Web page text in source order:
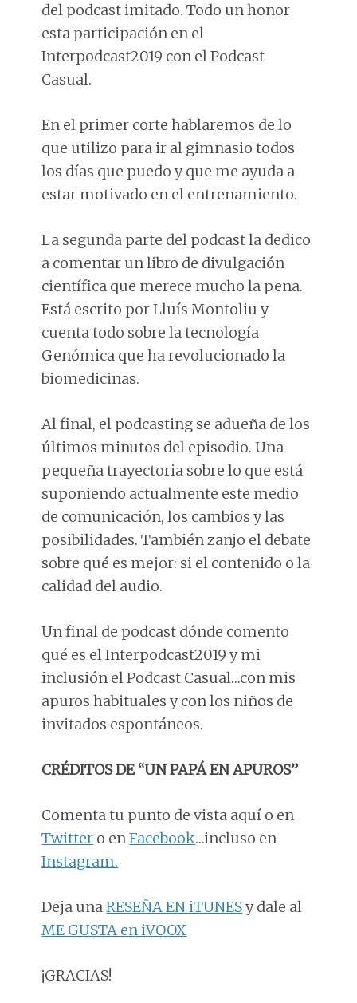
del podcast imitado. Todo un honor
esta participación en el
Interpodcast2019 con el Podcast
Casual.
En el primer corte hablaremos de lo
que utilizo para ir al gimnasio todos
los días que puedo y que me ayuda a
estar motivado en el entrenamiento.
La segunda parte del podcast la dedico
a comentar un libro de divulgación
científica que merece mucho la pena.
Está escrito por Lluís Montoliu y
cuenta todo sobre la tecnología
Genómica que ha revolucionado la
biomedicinas.
Al final, el podcasting se adueña de los
últimos minutos del episodio. Una
pequeña trayectoria sobre lo que está
suponiendo actualmente este medio
de comunicación, los cambios y las
posibilidades. También zanjo el debate
sobre qué es mejor: si el contenido o la
calidad del audio.
Un final de podcast dónde comento
qué es el Interpodcast2019 y mi
inclusión el Podcast Casual…con mis
apuros habituales y con los niños de
invitados espontáneos.
CRÉDITOS DE “UN PAPÁ EN APUROS”
Comenta tu punto de vista aquí o en
Twitter o enFacebook…incluso en
Instagram.
Deja unaRESEÑA EN iTUNESy dale al
ME GUSTA en iVOOX
¡GRACIAS!